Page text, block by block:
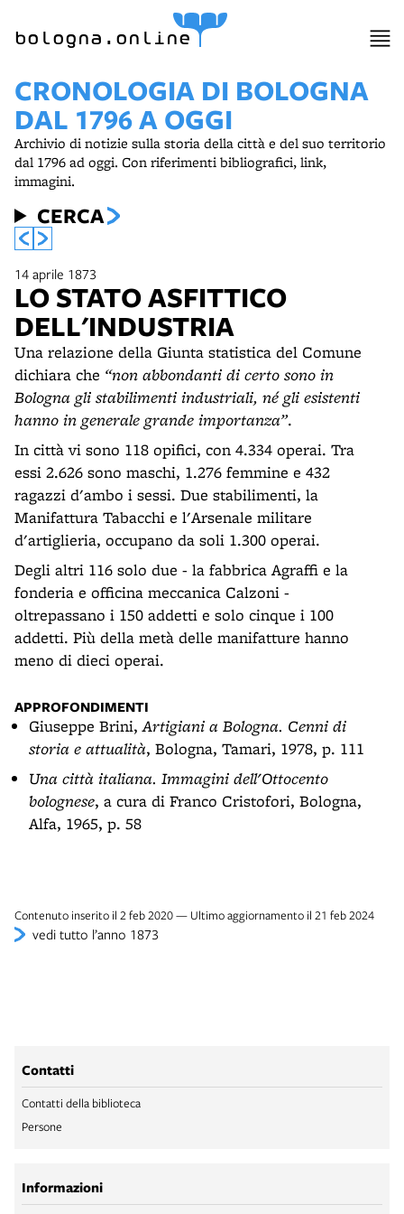
bologna.online
CRONOLOGIA DI BOLOGNA
DAL 1796 A OGGI
Archivio di notizie sulla storia della città e del suo territorio
dal 1796 ad oggi. Con riferimenti bibliografici, link,
immagini.
CERCA
14 aprile 1873
LO STATO ASFITTICO
DELL'INDUSTRIA
Una relazione della Giunta statistica del Comune
dichiara che “non abbondanti di certo sono in
Bologna gli stabilimenti industriali, né gli esistenti
hanno in generale grande importanza”.
In città vi sono 118 opifici, con 4.334 operai. Tra
essi 2.626 sono maschi, 1.276 femmine e 432
ragazzi d'ambo i sessi. Due stabilimenti, la
Manifattura Tabacchi e l'Arsenale militare
d'artiglieria, occupano da soli 1.300 operai.
Degli altri 116 solo due - la fabbrica Agraffi e la
fonderia e officina meccanica Calzoni -
oltrepassano i 150 addetti e solo cinque i 100
addetti. Più della metà delle manifatture hanno
meno di dieci operai.
APPROFONDIMENTI
Giuseppe Brini,Artigiani a Bologna. Cenni di
storia e attualità, Bologna, Tamari, 1978, p. 111
Una città italiana. Immagini dell'Ottocento
bolognese, a cura di Franco Cristofori, Bologna,
Alfa, 1965, p. 58
Contenuto inserito il 2 feb 2020 — Ultimo aggiornamento il 21 feb 2024
vedi tutto l’anno 1873
Contatti
Contatti della biblioteca
Persone
Informazioni